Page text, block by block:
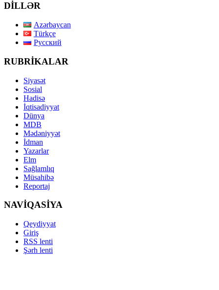
DİLLƏR
Azərbaycan
Türkçe
Русский
RUBRİKALAR
Siyasət
Sosial
Hadisə
İqtisadiyyat
Dünya
MDB
Mədəniyyət
İdman
Yazarlar
Elm
Sağlamlıq
Müsahibə
Reportaj
NAVİQASİYA
Qeydiyyat
Giriş
RSS lenti
Şərh lenti